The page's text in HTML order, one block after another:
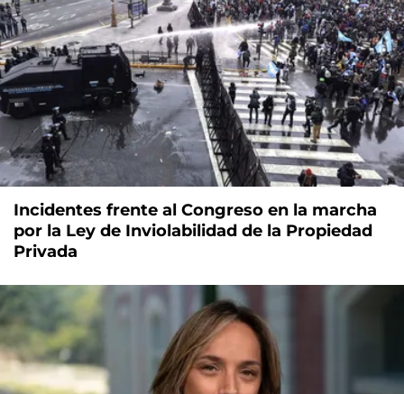
Incidentes frente al Congreso en la marcha
por la Ley de Inviolabilidad de la Propiedad
Privada